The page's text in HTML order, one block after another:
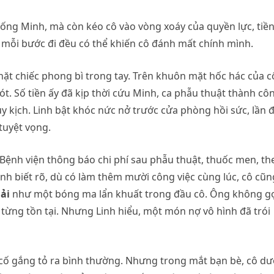
Minh, mà còn kéo cô vào vòng xoáy của quyền lực,
bước đi đều có thể khiến cô đánh mất chính mình.
chiếc phong bì trong tay. Trên khuôn mặt hốc hác của
Số tiền ấy đã kịp thời cứu Minh, ca phẫu thuật thành
kịch. Linh bật khóc nức nở trước cửa phòng hồi sức, lần
vọng.
viện thông báo chi phí sau phẫu thuật, thuốc men,
biết rõ, dù có làm thêm mười công việc cùng lúc, cô
như một bóng ma lẩn khuất trong đầu cô. Ông không
tồn tại. Nhưng Linh hiểu, một món nợ vô hình đã trói
gắng tỏ ra bình thường. Nhưng trong mắt bạn bè, cô